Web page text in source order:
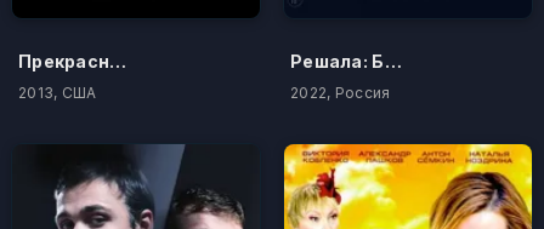
Прекрасные создания
2013, США
Решала: Брат
2022, Россия